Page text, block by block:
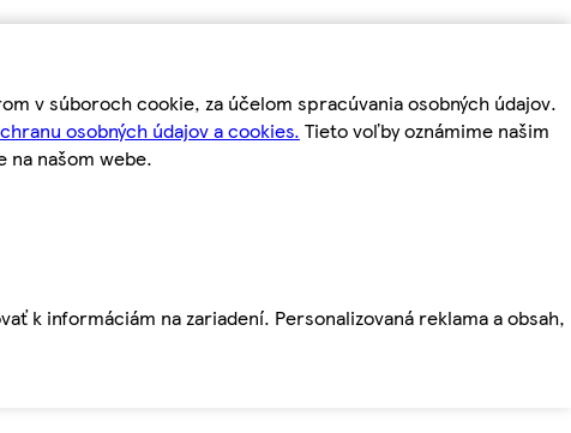
v súboroch cookie, za účelom spracúvania osobných údajov.
osobných údajov a cookies. Tieto voľby oznámime našim
na našom webe.
k informáciám na zariadení. Personalizovaná reklama a obsah,